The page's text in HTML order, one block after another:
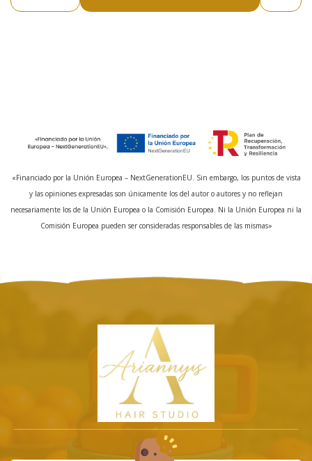
«Financiado por la Unión Europea – NextGenerationEU. Sin embargo, los puntos de vista
y las opiniones expresadas son únicamente los del autor o autores y no reflejan
necesariamente los de la Unión Europea o la Comisión Europea. Ni la Unión Europea ni la
Comisión Europea pueden ser consideradas responsables de las mismas»